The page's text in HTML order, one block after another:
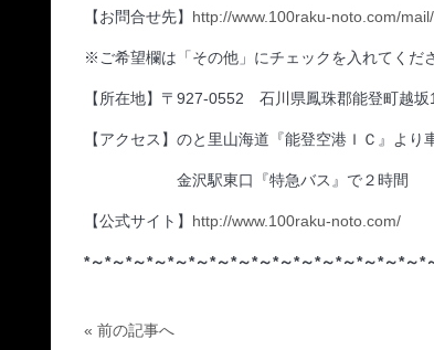
【お問合せ先】 http://www.100raku-noto.com/mail/
※ご希望欄は「その他」にチェックを入れてくだ
【所在地】〒927-0552 石川県鳳珠郡能登町越坂
【アクセス】のと里山海道『能登空港ＩＣ』より
金沢駅東口『特急バス』で２時間
【公式サイト】 http://www.100raku-noto.com/
*～*～*～*～*～*～*～*～*～*～*～*～*～*～*～*～*
« 前の記事へ